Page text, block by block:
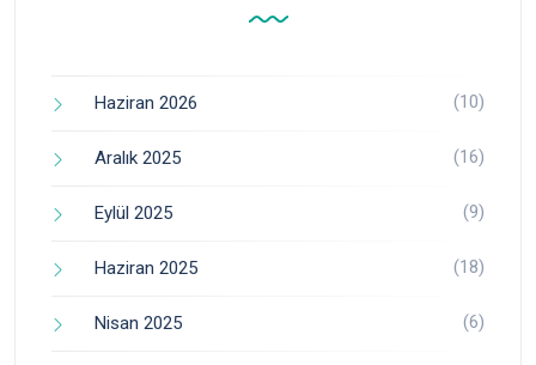
Haziran 2026 (10)
Aralık 2025 (16)
Eylül 2025 (9)
Haziran 2025 (18)
Nisan 2025 (6)